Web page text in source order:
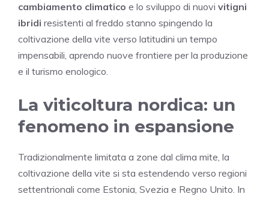
cambiamento climatico e lo sviluppo di nuovi vitigni
ibridi resistenti al freddo stanno spingendo la
coltivazione della vite verso latitudini un tempo
impensabili, aprendo nuove frontiere per la produzione
e il turismo enologico.
La viticoltura nordica: un
fenomeno in espansione
Tradizionalmente limitata a zone dal clima mite, la
coltivazione della vite si sta estendendo verso regioni
settentrionali come Estonia, Svezia e Regno Unito. In